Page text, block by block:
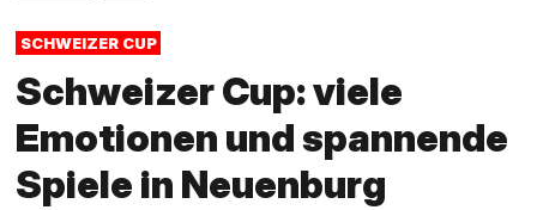
SCHWEIZER CUP
Schweizer Cup: viele
Emotionen und spannende
Spiele in Neuenburg